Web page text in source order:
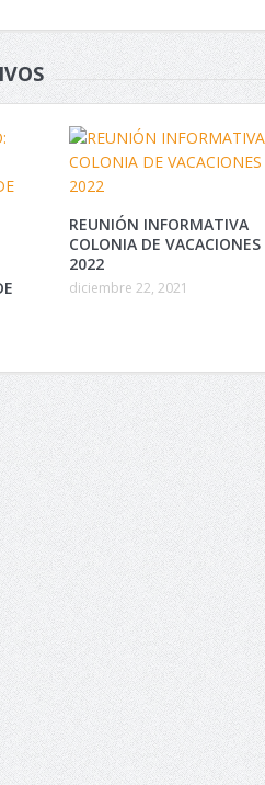
REUNIÓN INFORMATIVA
COLONIA DE VACACIONES
2022
diciembre 22, 2021